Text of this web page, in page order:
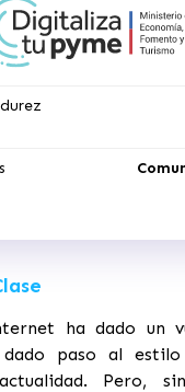
ha dado un
paso al estilo
Pero,